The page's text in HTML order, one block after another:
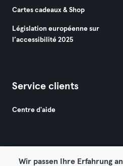
Cartes cadeaux & Shop
Législation européenne sur
l’accessibilité 2025
Service clients
Centre d'aide
Wir passen Ihre Erfahrung an